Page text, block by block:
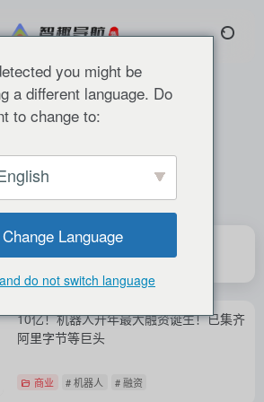
浏览 点赞
10亿！机器人开年最大融资诞生！已集齐
阿里字节等巨头
商业 # 机器人 # 融资
you might be
a different language. Do
to change to:
Change Language
do not switch language